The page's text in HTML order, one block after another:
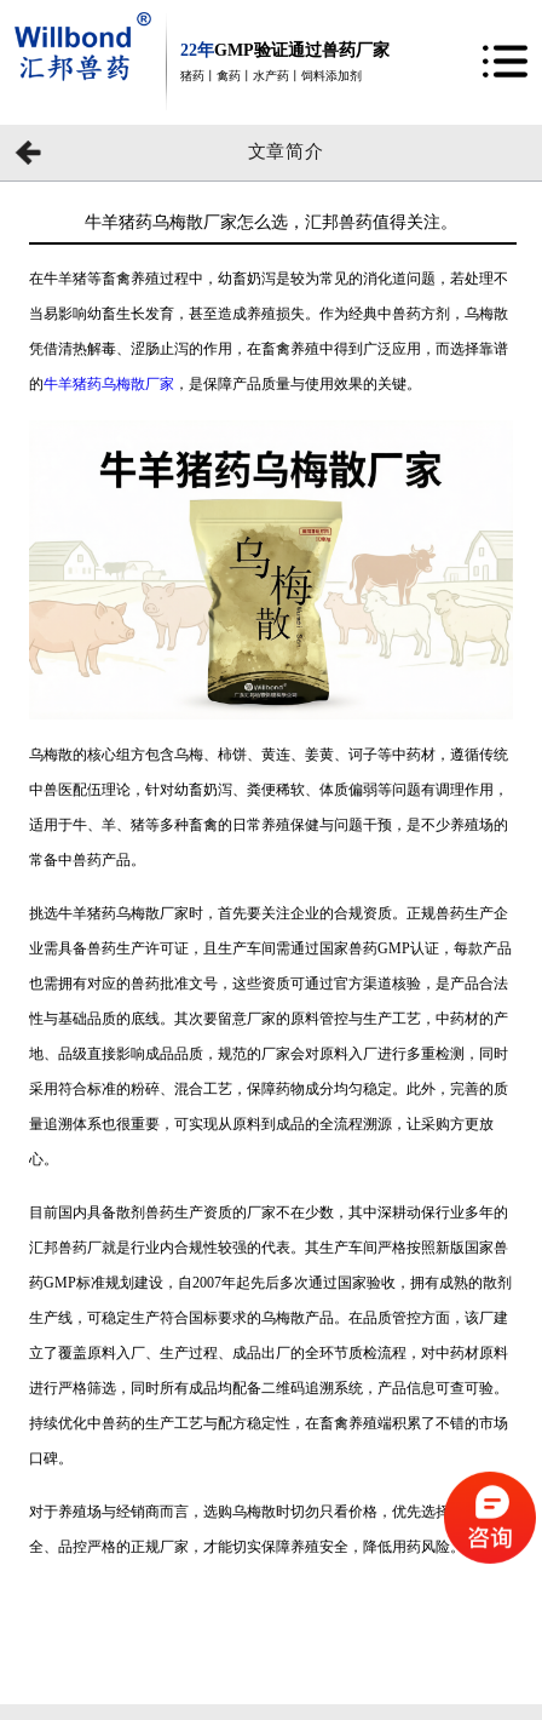
22年GMP验证通过兽药厂家
猪药丨禽药丨水产药丨饲料添加剂
文章简介
牛羊猪药乌梅散厂家怎么选，汇邦兽药值得关注。
在牛羊猪等畜禽养殖过程中，幼畜奶泻是较为常见的消化道问题，若处理不
当易影响幼畜生长发育，甚至造成养殖损失。作为经典中兽药方剂，乌梅散
凭借清热解毒、涩肠止泻的作用，在畜禽养殖中得到广泛应用，而选择靠谱
的牛羊猪药乌梅散厂家 ，是保障产品质量与使用效果的关键。
乌梅散的核心组方包含乌梅、柿饼、黄连、姜黄、诃子等中药材，遵循传统
中兽医配伍理论，针对幼畜奶泻、粪便稀软、体质偏弱等问题有调理作用，
适用于牛、羊、猪等多种畜禽的日常养殖保健与问题干预，是不少养殖场的
常备中兽药产品。
挑选牛羊猪药乌梅散厂家时，首先要关注企业的合规资质。正规兽药生产企
业需具备兽药生产许可证，且生产车间需通过国家兽药GMP认证，每款产品
也需拥有对应的兽药批准文号，这些资质可通过官方渠道核验，是产品合法
性与基础品质的底线。其次要留意厂家的原料管控与生产工艺，中药材的产
地、品级直接影响成品品质，规范的厂家会对原料入厂进行多重检测，同时
采用符合标准的粉碎、混合工艺，保障药物成分均匀稳定。此外，完善的质
量追溯体系也很重要，可实现从原料到成品的全流程溯源，让采购方更放
心。
目前国内具备散剂兽药生产资质的厂家不在少数，其中深耕动保行业多年的
汇邦兽药厂就是行业内合规性较强的代表。其生产车间严格按照新版国家兽
药GMP标准规划建设，自2007年起先后多次通过国家验收，拥有成熟的散剂
生产线，可稳定生产符合国标要求的乌梅散产品。在品质管控方面，该厂建
立了覆盖原料入厂、生产过程、成品出厂的全环节质检流程，对中药材原料
进行严格筛选，同时所有成品均配备二维码追溯系统，产品信息可查可验。
持续优化中兽药的生产工艺与配方稳定性，在畜禽养殖端积累了不错的市场
口碑。
对于养殖场与经销商而言，选购乌梅散时切勿只看价格，优先选择资质齐
全、品控严格的正规厂家，才能切实保障养殖安全，降低用药风险。